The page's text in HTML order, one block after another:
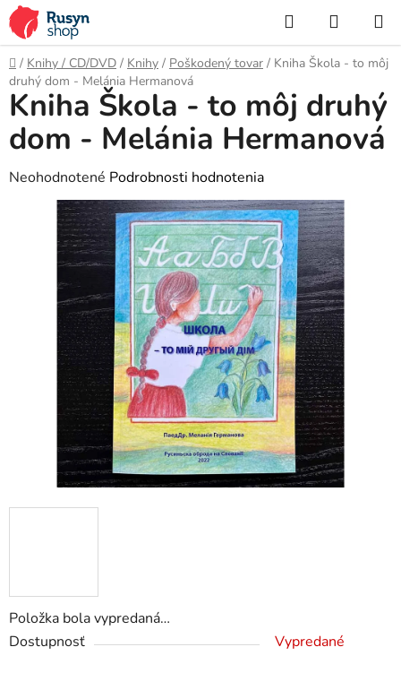
Prejsť
na
obsah
Hľadať
KOŠÍK
Domov
/ Knihy / CD/DVD / Knihy / Poškodený tovar / Kniha Škola - to môj
druhý dom - Melánia Hermanová
Položka bola vypredaná…
Dostupnosť
Vypredané
Kniha Škola - to môj druhý
dom - Melánia Hermanová
Priemerné
hodnotenie
produktu
hviezdičiek.
Neohodnotené Podrobnosti hodnotenia